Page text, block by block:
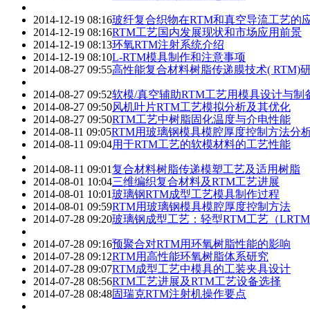
2014-12-19 08:16玻纤复合织物在RTM和真空导流工艺的
2014-12-19 08:16RTM工艺国内发展现状和市场应用前景
2014-12-19 08:13环氧RTM注射系统介绍
2014-12-19 08:10L-RTM模具制作和注意事项
2014-08-27 09:55高性能复合材料树脂传递膜技术( RTM)
2014-08-27 09:52软模/真空辅助RTM工艺用模具设计与制
2014-08-27 09:50风机叶片RTM工艺模拟分析及其优化
2014-08-27 09:50RTM工艺中树脂固化温度与介电性能
2014-08-11 09:05RTM用玻璃钢模具模腔厚度控制方法分
2014-08-11 09:04用于RTM工艺的软模材料的工艺性能
2014-08-11 09:01复合材料树脂传递模塑工艺及适用树脂
2014-08-01 10:04三维编织复合材料及RTM工艺进展
2014-08-01 10:01玻璃钢RTM成型工艺模具制作过程
2014-08-01 09:59RTM用玻璃钢模具模腔厚度控制方法
2014-07-28 09:20玻璃钢成型工艺：轻型RTM工艺（LRTM
2014-07-28 09:16预聚合对RTM用环氧树脂性能的影响
2014-07-28 09:12RTM用高性能环氧树脂体系研究
2014-07-28 09:07RTM成型工艺中模具的工装夹具设计
2014-07-28 08:56RTM工艺进展及RTM工艺设备选择
2014-07-28 08:48固瑞克RTM注射机操作要点